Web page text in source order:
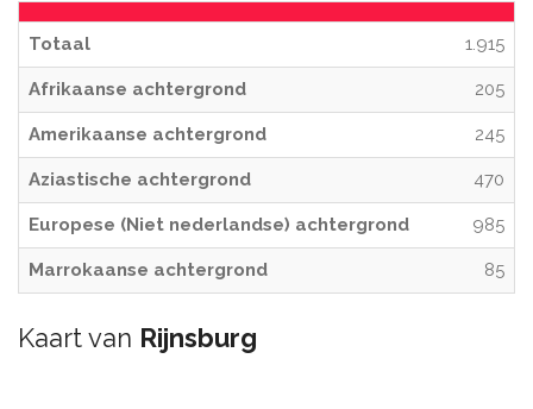
Totaal 1.915
Afrikaanse achtergrond 205
Amerikaanse achtergrond 245
Aziastische achtergrond 470
Europese (Niet nederlandse) achtergrond 985
Marrokaanse achtergrond 85
Kaart van Rijnsburg